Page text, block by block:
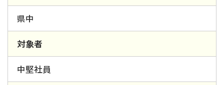
県中
対象者
中堅社員